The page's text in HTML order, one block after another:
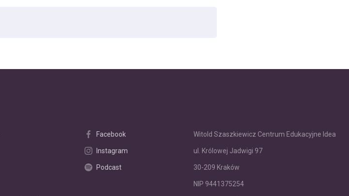
Facebook
Instagram
Podcast
Witold Szaszkiewicz Centrum Edukacyjne Idea
ul. Królowej Jadwigi 97
30-209 Kraków
NIP 9441375254